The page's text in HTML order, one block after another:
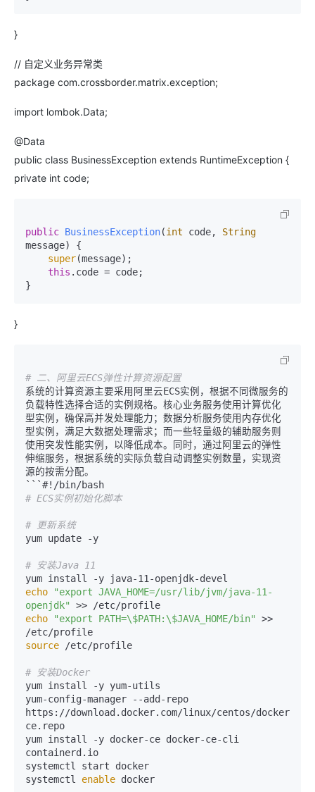
}
// 自定义业务异常类
package com.crossborder.matrix.exception;
import lombok.Data;
@Data
public class BusinessException extends RuntimeException {
private int code;
public BusinessException(int code, String
message)
{
super(message);
this .code = code;
}
# 二、阿里云ECS弹性计算资源配置
系统的计算资源主要采用阿里云ECS实例，根据不同微服务的
负载特性选择合适的实例规格。核心业务服务使用计算优化
型实例，确保高并发处理能力；数据分析服务使用内存优化
型实例，满足大数据处理需求；而一些轻量级的辅助服务则
使用突发性能实例，以降低成本。同时，通过阿里云的弹性
伸缩服务，根据系统的实际负载自动调整实例数量，实现资
源的按需分配。
# ECS实例初始化脚本
# 更新系统
yum update -y
# 安装Java 11
echo
"export JAVA_HOME=/usr/lib/jvm/java-11-
openjdk"
echo
"export PATH=\$PATH:\$JAVA_HOME/bin"
>>
source /etc/profile
# 安装Docker
yum install -y yum-utils
yum-config-manager --add-repo
https://download.docker.com/linux/centos/docker-
ce.repo
yum install -y docker-ce docker-ce-cli
containerd.io
systemctl start docker
systemctl enable docker